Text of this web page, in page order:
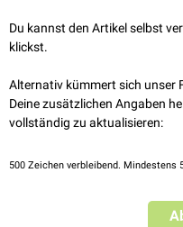
und Rassenhygiene mit und
Legitimierung" unter anderem
das Verbot und die Auflösung
Du kannst den Artikel selbst
klickst.
Alternativ kümmert sich unser
Deine zusätzlichen Angaben
vollständig zu aktualisieren:
500 Zeichen verbleibend. Mindestens